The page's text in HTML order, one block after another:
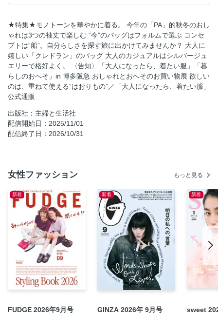
2｜千葉和子さん スタイリスト／地味色の足し算で、自分だ
3｜堀込多津子さん「ヤンマ産業」スタッフ・俳優／着方も
生き方も「こう」と決めないのが格好いい！
★特集★モノトーンを華やかに着る。
〈告知〉「大人になったら、着たい服」「暮らしのおへそ」
in 博多阪急 おしゃれとおへそのお買い物展
今年の「PA」的秋冬のおしゃれは3つの袖丈で楽しむ
コンセプトは“船”。自分らしさを探す旅に出かけてみません
か？
4｜坂部美千代さん 主婦／水玉、ボーダー、レース、色小
物。無限に広がる組み合わせで遊ぶのが楽しい！
5｜徳田吉美さん 陶芸家／仕事の日には、オーバーオール
を。自分のスイッチを入れるために制服化
6｜山田千夏さん 住宅設備メーカー勤務／上質な天然素材が
基本。おしゃれを通した出会いに恵まれて
スタッフのお買い物帖
SHOP LIST
奥付
★特集★モノトーンを華やかに着る。 今年の「PA」的秋冬のおし
ゃれは3つの袖丈で楽しむ “今”のバッグはフォルムで選ぶ コンセ
プトは“船”。自分らしさを探す旅に出かけてみませんか？ 大人に
嬉しい「クレドラン」のバッグ 大人のカジュアルはシルバージュ
エリーで格好よく。 〈告知〉「大人になったら、着たい服」「暮
らしのおへそ」in 博多阪急 おしゃれとおへそのお買い物展 欲しい
のは、重ねて使える“はおりもの”／「大人になったら、着たい服」
公式通販
出版社：主婦と生活社
配信開始日：2025/11/01
配信終了日：2026/10/31
女性ファッション もっと見る
新着
FUDGE 2026年9月号
新着
GINZA 2026年 9月号
新着
sweet